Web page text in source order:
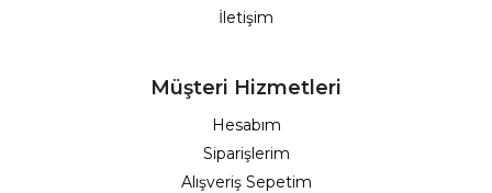
İletişim
Müşteri Hizmetleri
Hesabım
Siparişlerim
Alışveriş Sepetim